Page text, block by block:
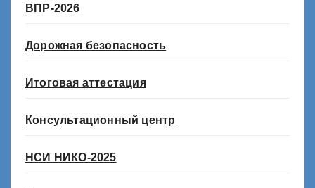
ВПР-2026
Дорожная безопасность
Итоговая аттестация
Консультационный центр
НСИ НИКО-2025